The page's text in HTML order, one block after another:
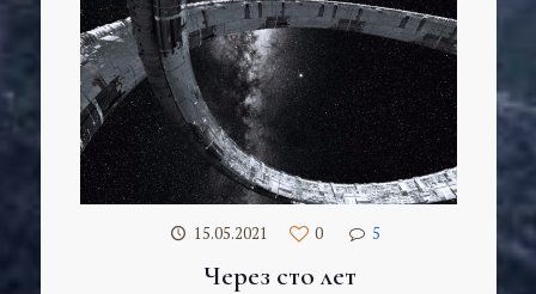
15.05.2021 0 5
Через сто лет